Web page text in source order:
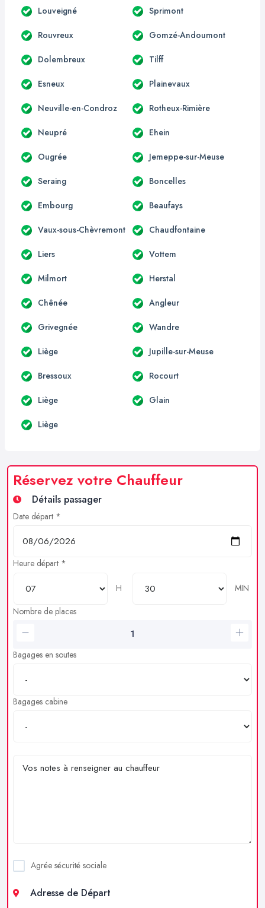
Louveigné Sprimont
Rouvreux Gomzé-Andoumont
Dolembreux Tilff
Esneux Plainevaux
Neuville-en-Condroz Rotheux-Rimière
Neupré Ehein
Ougrée Jemeppe-sur-Meuse
Seraing Boncelles
Embourg Beaufays
Vaux-sous-Chèvremont Chaudfontaine
Liers Vottem
Milmort Herstal
Chênée Angleur
Grivegnée Wandre
Liège Jupille-sur-Meuse
Bressoux Rocourt
Liège Glain
Liège
Réservez votre Chauffeur
Détails passager
Date départ *
Heure départ *
H
MIN
Nombre de places
Bagages en soutes
Bagages cabine
Agrée sécurité sociale
Adresse de Départ